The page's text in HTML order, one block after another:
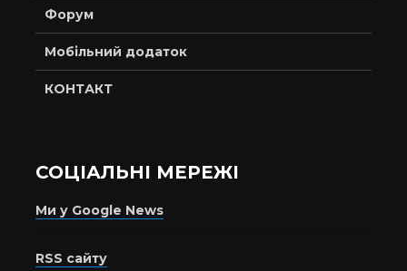
Форум
Мобільний додаток
КОНТАКТ
СОЦІАЛЬНІ МЕРЕЖІ
Ми у Google News
RSS сайту